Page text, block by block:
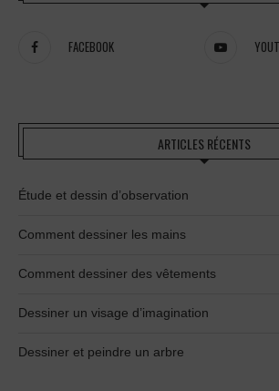
FACEBOOK
ARTICLES RÉCENTS
Étude et dessin d’observation
Comment dessiner les mains
Comment dessiner des vêtements
Dessiner un visage d’imagination
Dessiner et peindre un arbre